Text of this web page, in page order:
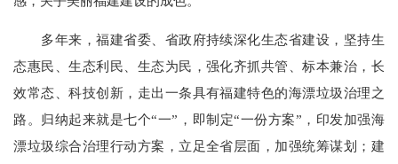
多年来，福建省委、省政府持续深化生态省建设，坚持生
态惠民、生态利民、生态为民，强化齐抓共管、标本兼治，长
效常态、科技创新，走出一条具有福建特色的海漂垃圾治理之
路。归纳起来就是七个“一”，即制定“一份方案”，印发加强海
漂垃圾综合治理行动方案，立足全省层面，加强统筹谋划；建